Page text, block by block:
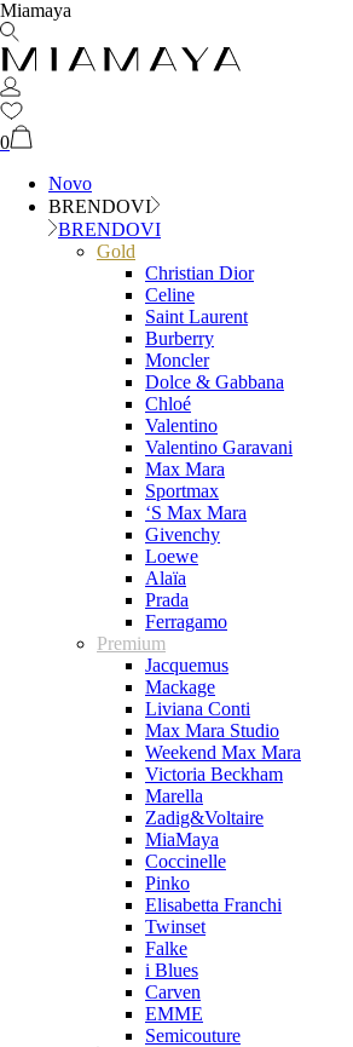
Miamaya
0
Novo
BRENDOVI
BRENDOVI
Gold
Christian Dior
Celine
Saint Laurent
Burberry
Moncler
Dolce & Gabbana
Chloé
Valentino
Valentino Garavani
Max Mara
Sportmax
‘S Max Mara
Givenchy
Loewe
Alaïa
Prada
Ferragamo
Premium
Jacquemus
Mackage
Liviana Conti
Max Mara Studio
Weekend Max Mara
Victoria Beckham
Marella
Zadig&Voltaire
MiaMaya
Coccinelle
Pinko
Elisabetta Franchi
Twinset
Falke
i Blues
Carven
EMME
Semicouture